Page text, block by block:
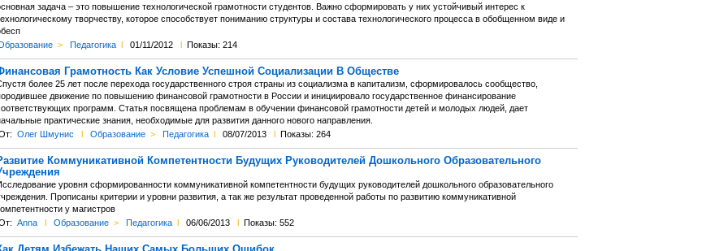
задача – это повышение технологической грамотности студентов. Важно сформировать у них устойчивый интерес к
творчеству, которое способствует пониманию структуры и состава технологического процесса в обобщенном виде и
> Педагогика l 01/11/2012 l Показы: 214
Грамотность Как Условие Успешной Социализации В Обществе
более 25 лет после перехода государственного строя страны из социализма в капитализм, сформировалось сообщество,
движение по повышению финансовой грамотности в России и инициировало государственное финансирование
программ. Статья посвящена проблемам в обучении финансовой грамотности детей и молодых людей, дает
практические знания, необходимые для развития данного нового направления.
Олег Шмунис l Образование > Педагогика l 08/07/2013 l Показы: 264
Коммуникативной Компетентности Будущих Руководителей Дошкольного Образовательного
уровня сформированности коммуникативной компетентности будущих руководителей дошкольного образовательного
Прописаны критерии и уровни развития, а так же результат проведенной работы по развитию коммуникативной
у магистров
Anna l Образование > Педагогика l 06/06/2013 l Показы: 552